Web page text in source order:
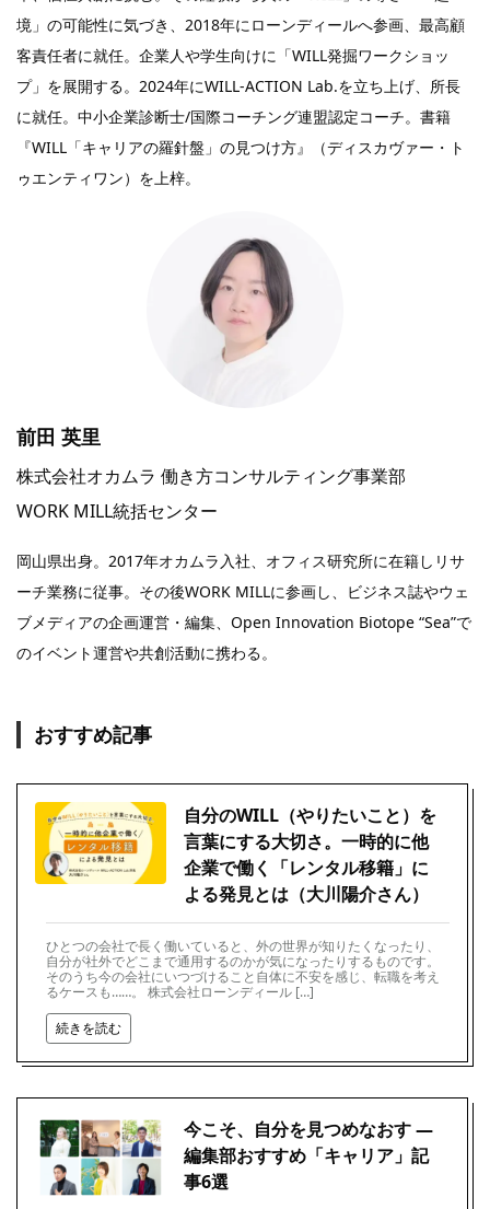
境」の可能性に気づき、2018年にローンディールへ参画、最高顧
客責任者に就任。企業人や学生向けに「WILL発掘ワークショッ
プ」を展開する。2024年にWILL-ACTION Lab.を立ち上げ、所長
に就任。中小企業診断士/国際コーチング連盟認定コーチ。書籍
『WILL「キャリアの羅針盤」の見つけ方』（ディスカヴァー・ト
ゥエンティワン）を上梓。
前田 英里
株式会社オカムラ 働き方コンサルティング事業部
WORK MILL統括センター
岡山県出身。2017年オカムラ入社、オフィス研究所に在籍しリサ
ーチ業務に従事。その後WORK MILLに参画し、ビジネス誌やウェ
ブメディアの企画運営・編集、Open Innovation Biotope “Sea”で
のイベント運営や共創活動に携わる。
おすすめ記事
自分のWILL（やりたいこと）を
言葉にする大切さ。一時的に他
企業で働く「レンタル移籍」に
よる発見とは（大川陽介さん）
ひとつの会社で長く働いていると、外の世界が知りたくなったり、
自分が社外でどこまで通用するのかが気になったりするものです。
そのうち今の会社にいつづけること自体に不安を感じ、転職を考え
るケースも……。 株式会社ローンディール […]
続きを読む
今こそ、自分を見つめなおす ―
編集部おすすめ「キャリア」記
事6選